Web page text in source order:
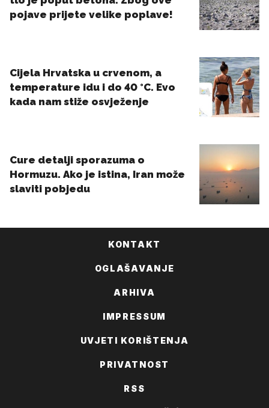
KONTAKT
OGLAŠAVANJE
ARHIVA
IMPRESSUM
UVJETI KORIŠTENJA
PRIVATNOST
RSS